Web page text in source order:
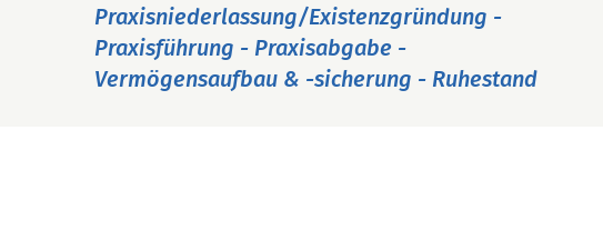
Praxisniederlassung/Existenzgründung -
Praxisführung - Praxisabgabe -
Vermögensaufbau & -sicherung - Ruhestand